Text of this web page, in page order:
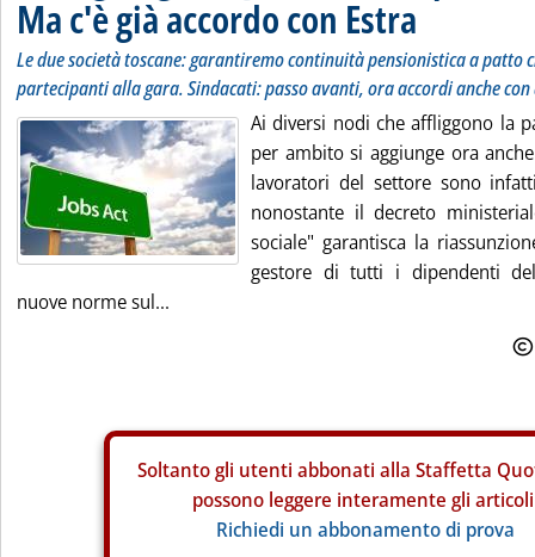
Ma c'è già accordo con Estra
Le due società toscane: garantiremo continuità pensionistica a patto
partecipanti alla gara. Sindacati: passo avanti, ora accordi anche
Ai diversi nodi che affliggono la
per ambito si aggiunge ora
lavoratori del settore sono
nonostante il decreto
sociale" garantisca la
gestore di tutti i dipendenti
nuove norme sul...
Soltanto gli utenti abbonati alla Staffetta
possono leggere interamente gli
Richiedi un abbonamento di prova